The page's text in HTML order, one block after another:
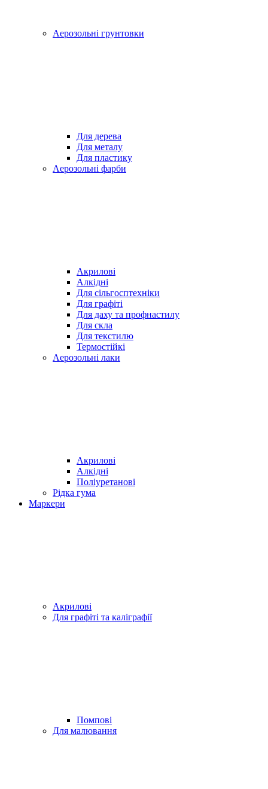
Аерозольні грунтовки
Для дерева
Для металу
Для пластику
Аерозольні фарби
Акрилові
Алкідні
Для cільгосптехніки
Для графіті
Для даху та профнастилу
Для скла
Для текстилю
Термостійкі
Аерозольні лаки
Акрилові
Алкідні
Поліуретанові
Рідка гума
Маркери
Акрилові
Для графіті та каліграфії
Помпові
Для малювання